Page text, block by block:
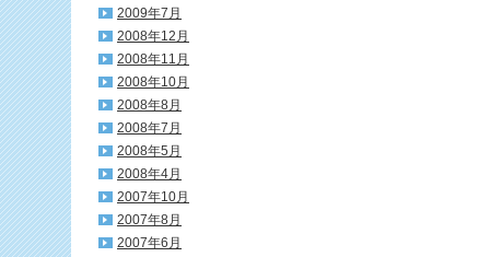
2009年7月
2008年12月
2008年11月
2008年10月
2008年8月
2008年7月
2008年5月
2008年4月
2007年10月
2007年8月
2007年6月